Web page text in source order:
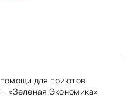
для приютов
«Зеленая Экономика»